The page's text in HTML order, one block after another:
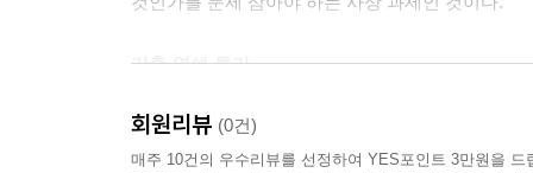
기축·연쇄·투기
일본은 어떠한 정치적 실천을 해왔던가를 역사
살펴보고 있다. 이에 관해서는 서장에서 충분히
회원리뷰 (0건)
매주 10건의 우수리뷰를 선정하여 YES포인트 3만원을 드